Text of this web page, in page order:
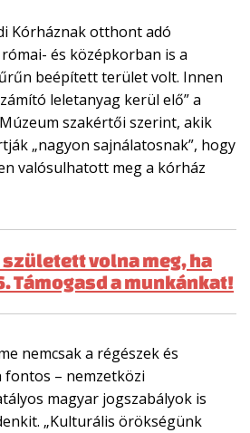
Kórháznak otthont adó
és középkorban is a
beépített terület volt. Innen
leletanyag kerül elő” a
szakértői szerint, akik
„nagyon sajnálatosnak”, hogy
valósulhatott meg a kórház
született volna meg, ha
Támogasd a munkánkat!
nemcsak a régészek és
– nemzetközi
magyar jogszabályok is
„Kulturális örökségünk